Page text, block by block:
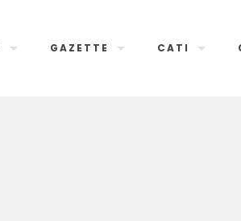
GAZETTE CATI